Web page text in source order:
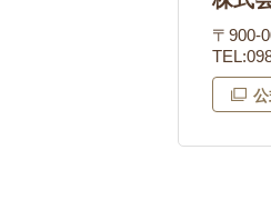
〒900-